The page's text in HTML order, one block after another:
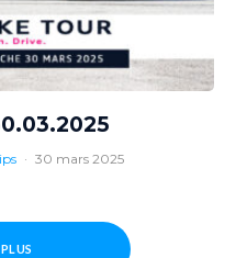
· 30 mars 2025